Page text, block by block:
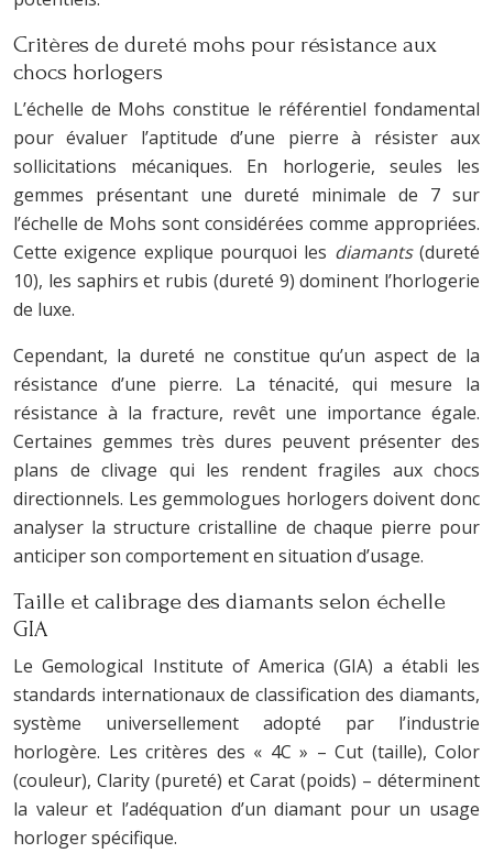
Critères de dureté mohs pour résistance aux
chocs horlogers
L’échelle de Mohs constitue le référentiel fondamental
pour évaluer l’aptitude d’une pierre à résister aux
sollicitations mécaniques. En horlogerie, seules les
gemmes présentant une dureté minimale de 7 sur
l’échelle de Mohs sont considérées comme appropriées.
Cette exigence explique pourquoi les diamants(dureté
10), les saphirs et rubis (dureté 9) dominent l’horlogerie
de luxe.
Cependant, la dureté ne constitue qu’un aspect de la
résistance d’une pierre. La ténacité, qui mesure la
résistance à la fracture, revêt une importance égale.
Certaines gemmes très dures peuvent présenter des
plans de clivage qui les rendent fragiles aux chocs
directionnels. Les gemmologues horlogers doivent donc
analyser la structure cristalline de chaque pierre pour
anticiper son comportement en situation d’usage.
Taille et calibrage des diamants selon échelle
GIA
Le Gemological Institute of America (GIA) a établi les
standards internationaux de classification des diamants,
système universellement adopté par l’industrie
horlogère. Les critères des « 4C » – Cut (taille), Color
(couleur), Clarity (pureté) et Carat (poids) – déterminent
la valeur et l’adéquation d’un diamant pour un usage
horloger spécifique.